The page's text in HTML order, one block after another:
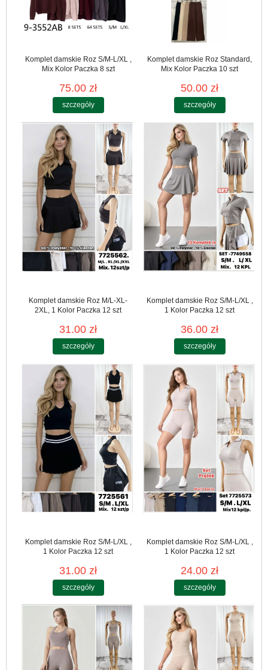
Komplet damskie Roz S/M-L/XL ,
Mix Kolor Paczka 8 szt
75.00 zł
szczegóły
Komplet damskie Roz Standard,
Mix Kolor Paczka 10 szt
50.00 zł
szczegóły
Komplet damskie Roz M/L-XL-
2XL, 1 Kolor Paczka 12 szt
31.00 zł
szczegóły
Komplet damskie Roz S/M-L/XL ,
1 Kolor Paczka 12 szt
36.00 zł
szczegóły
Komplet damskie Roz S/M-L/XL ,
1 Kolor Paczka 12 szt
31.00 zł
szczegóły
Komplet damskie Roz S/M-L/XL ,
1 Kolor Paczka 12 szt
24.00 zł
szczegóły